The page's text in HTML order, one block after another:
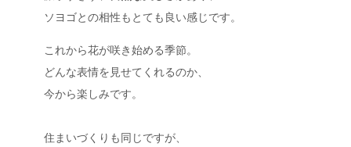
ソヨゴとの相性もとても良い感じです。
これから花が咲き始める季節。
どんな表情を見せてくれるのか、
今から楽しみです。
住まいづくりも同じですが、